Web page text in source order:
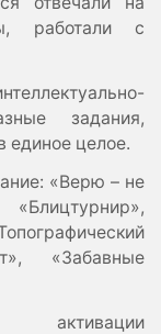
работали с
задания,
единое целое.
«Верю – не
«Забавные
активации